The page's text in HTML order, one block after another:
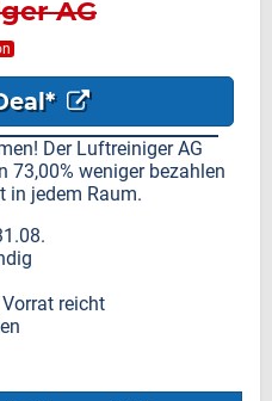
AG
Der Luftreiniger AG
73,00% weniger bezahlen
in jedem Raum.
reicht